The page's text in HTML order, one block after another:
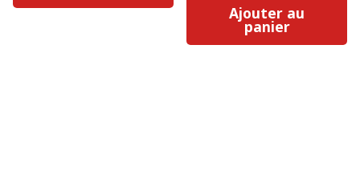
Ajouter au
panier